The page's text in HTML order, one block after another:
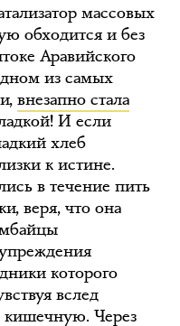
массовых
обходится и без
Аравийского
из самых
внезапно стала
И если
хлеб
к истине.
в течение пить
веря, что она
которого
вслед
кишечную. Через